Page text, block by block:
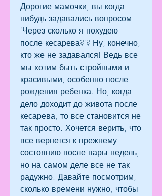
Дорогие мамочки, вы когда-
нибудь задавались вопросом:
'Через сколько я похудею
после кесарева?'? Ну, конечно,
кто же не задавался! Ведь все
мы хотим быть стройными и
красивыми, особенно после
рождения ребенка. Но, когда
дело доходит до живота после
кесарева, то все становится не
так просто. Хочется верить, что
все вернется к прежнему
состоянию после пары недель,
но на самом деле все не так
радужно. Давайте посмотрим,
сколько времени нужно, чтобы